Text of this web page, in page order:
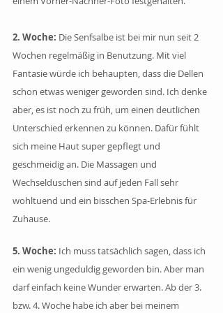
2. Woche: Die Senfsalbe ist bei mir nun seit 2
Wochen regelmäßig in Benutzung. Mit viel
Fantasie würde ich behaupten, dass die Dellen
schon etwas weniger geworden sind. Ich denke
aber, es ist noch zu früh, um einen deutlichen
Unterschied erkennen zu können. Dafür fühlt
sich meine Haut super gepflegt und
geschmeidig an. Die Massagen und
Wechselduschen sind auf jeden Fall sehr
wohltuend und ein bisschen Spa-Erlebnis für
Zuhause.
5. Woche: Ich muss tatsächlich sagen, dass ich
ein wenig ungeduldig geworden bin. Aber man
darf einfach keine Wunder erwarten. Ab der 3.
bzw. 4. Woche habe ich aber bei meinem